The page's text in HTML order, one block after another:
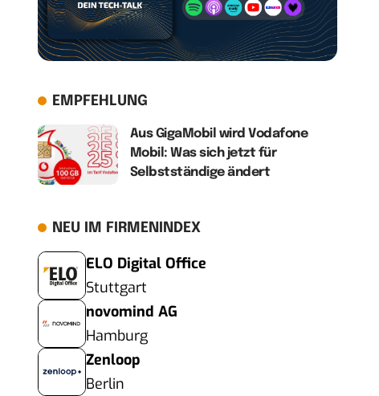
EMPFEHLUNG
Aus GigaMobil wird Vodafone
Mobil: Was sich jetzt für
Selbstständige ändert
NEU IM FIRMENINDEX
ELO Digital Office
Stuttgart
novomind AG
Hamburg
Zenloop
Berlin